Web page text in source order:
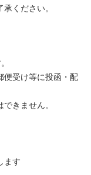
ください。
便受け等に投函・配
きません。
ます